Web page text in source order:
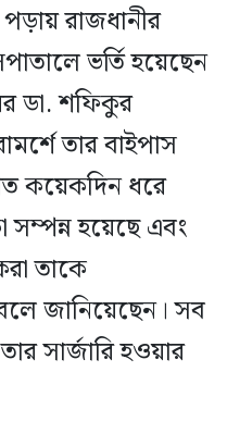
রাজধানীর
ভর্তি হয়েছেন
ডা. শফিকুর
তার বাইপাস
কয়েকদিন ধরে
সম্পন্ন হয়েছে এবং
তাকে
জানিয়েছেন। সব
সার্জারি হওয়ার